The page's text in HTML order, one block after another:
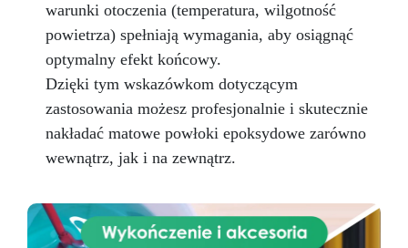
warunki otoczenia (temperatura, wilgotność
powietrza) spełniają wymagania, aby osiągnąć
optymalny efekt końcowy.
Dzięki tym wskazówkom dotyczącym
zastosowania możesz profesjonalnie i skutecznie
nakładać matowe powłoki epoksydowe zarówno
wewnątrz, jak i na zewnątrz.